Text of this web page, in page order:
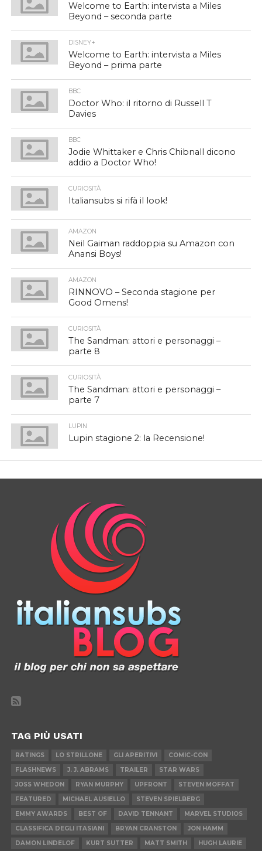
Welcome to Earth: intervista a Miles
Beyond – seconda parte
DISNEY+
Welcome to Earth: intervista a Miles
Beyond – prima parte
BBC
Doctor Who: il ritorno di Russell T
Davies
BBC
Jodie Whittaker e Chris Chibnall dicono
addio a Doctor Who!
CURIOSITÀ
Italiansubs si rifà il look!
AMAZON
Neil Gaiman raddoppia su Amazon con
Anansi Boys!
AMAZON
RINNOVO – Seconda stagione per
Good Omens!
CURIOSITÀ
The Sandman: attori e personaggi –
parte 8
CURIOSITÀ
The Sandman: attori e personaggi –
parte 7
LUPIN
Lupin stagione 2: la Recensione!
TAG PIÙ USATI
RATINGS LO STRILLONE GLI APERITIVI
COMIC-CON
FLASHNEWS
J. J. ABRAMS TRAILER
STAR WARS
JOSS WHEDON
RYAN MURPHY UPFRONT
STEVEN MOFFAT
FEATURED
MICHAEL AUSIELLO
STEVEN SPIELBERG
EMMY AWARDS
BEST OF DAVID TENNANT
MARVEL STUDIOS
CLASSIFICA DEGLI ITASIANI
BRYAN CRANSTON
JON HAMM
DAMON LINDELOF
KURT SUTTER MATT SMITH HUGH LAURIE